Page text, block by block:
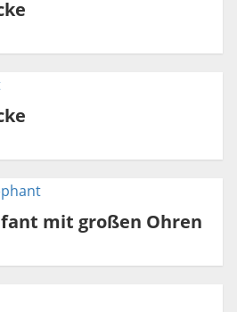
mit großen Ohren